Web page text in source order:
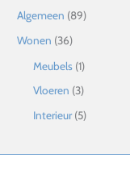
Algemeen (89)
Wonen (36)
Meubels (1)
Vloeren (3)
Interieur(5)